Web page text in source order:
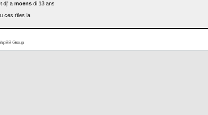
dj' a moens di 13 ans
ces rîles la
Group